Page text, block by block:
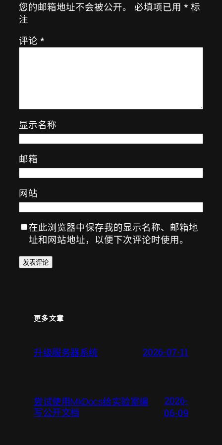
您的邮箱地址不会被公开。 必填项已用 * 标
注
评论 *
显示名称
邮箱
网站
在此浏览器中保存我的显示名称、邮箱地
址和网站地址，以便下次评论时使用。
更多文章
升级服务器系统 2026-07-11
尝试使用MkDocs给实验室编
写公开文档
2026-
06-09